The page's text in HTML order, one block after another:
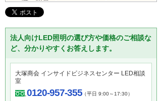
法人向けLED照明の選び方や価格のご相談な
ど、分かりやすくお答えします。
大塚商会 インサイドビジネスセンター LED相談
室
0120-957-355（平日 9:00～17:30）